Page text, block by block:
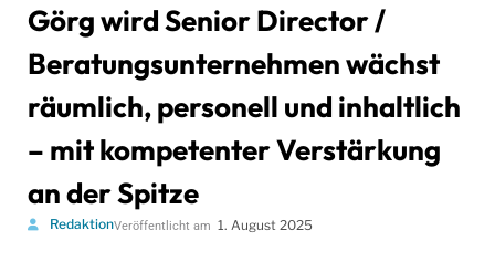
Görg wird Senior Director /
Beratungsunternehmen wächst
räumlich, personell und inhaltlich
– mit kompetenter Verstärkung
an der Spitze
RedaktionVeröffentlicht am 1. August 2025